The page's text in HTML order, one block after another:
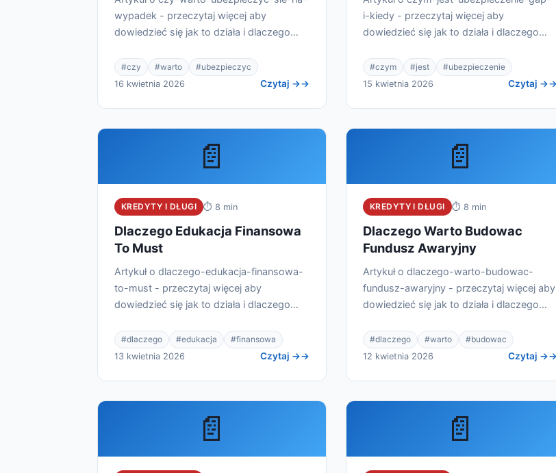
wypadek - przeczytaj więcej aby
dowiedzieć się jak to działa i dlaczego
#czy #warto
#ubezpieczyc
16 kwietnia 2026
Czytaj →
i-kiedy - przeczytaj więcej aby
dowiedzieć się jak to działa i dlaczego
#czym #jest
#ubezpieczenie
15 kwietnia 2026
Czytaj →
📄
KREDYTY I DŁUGI ⏱ 8 min
Dlaczego Edukacja Finansowa
To Must
Artykuł o dlaczego-edukacja-finansowa-
to-must - przeczytaj więcej aby
dowiedzieć się jak to działa i dlaczego
#dlaczego #edukacja
#finansowa
13 kwietnia 2026
Czytaj →
📄
KREDYTY I DŁUGI ⏱ 8 min
Dlaczego Warto Budowac
Fundusz Awaryjny
Artykuł o dlaczego-warto-budowac-
fundusz-awaryjny - przeczytaj więcej aby
dowiedzieć się jak to działa i dlaczego
#dlaczego #warto
#budowac
12 kwietnia 2026
Czytaj →
📄 📄